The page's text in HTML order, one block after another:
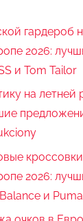
гардероб
2026:
и Tom Tailor
на
2026:
и Puma